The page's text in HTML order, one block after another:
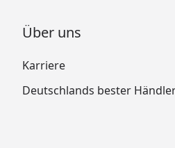
Über uns
Karriere
Deutschlands bester